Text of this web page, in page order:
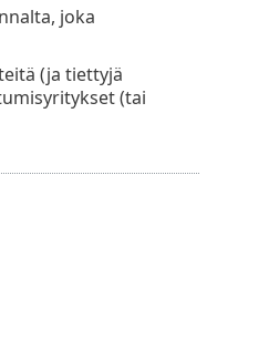
joka
(ja tiettyjä
(tai